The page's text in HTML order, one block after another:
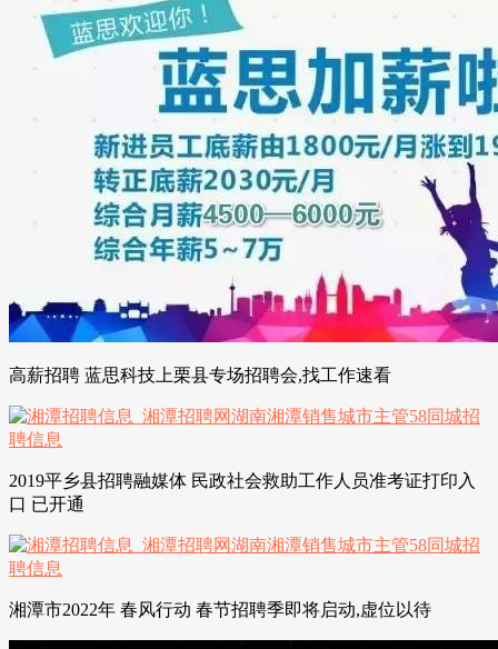
高薪招聘 蓝思科技上栗县专场招聘会,找工作速看
2019平乡县招聘融媒体 民政社会救助工作人员准考证打印入
口 已开通
湘潭市2022年 春风行动 春节招聘季即将启动,虚位以待